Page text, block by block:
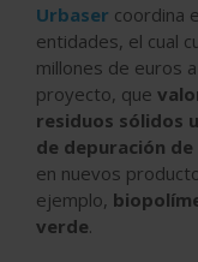
Urbaser coordina
entidades, el cual
millones de euros
proyecto, que
residuos sólidos
de depuración
en nuevos
ejemplo,
verde.